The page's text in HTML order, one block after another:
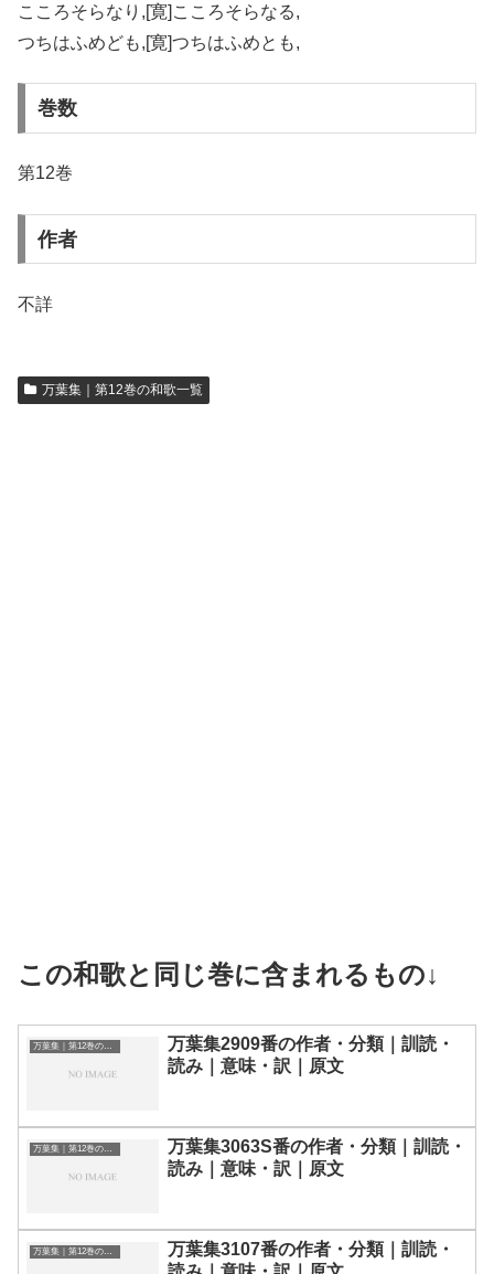
こころそらなり,[寛]こころそらなる,
つちはふめども,[寛]つちはふめとも,
巻数
第12巻
作者
不詳
万葉集｜第12巻の和歌一覧
この和歌と同じ巻に含まれるもの↓
万葉集｜第12巻の和歌一覧
万葉集2909番の作者・分類｜訓読・
読み｜意味・訳｜原文
万葉集｜第12巻の和歌一覧
万葉集3063S番の作者・分類｜訓読・
読み｜意味・訳｜原文
万葉集｜第12巻の和歌一覧
万葉集3107番の作者・分類｜訓読・